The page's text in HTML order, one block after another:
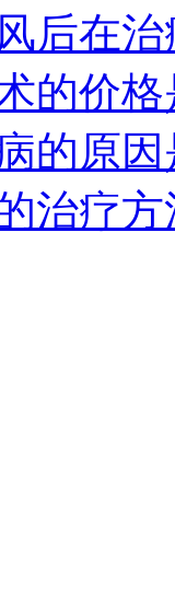
后在
的价
的原
治疗